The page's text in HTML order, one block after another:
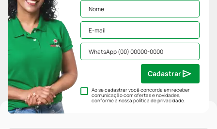
Ao se cadastrar você concorda em receber
comunicação com ofertas e novidades,
conforme a nossapolítica de privacidade.
Cadastrar